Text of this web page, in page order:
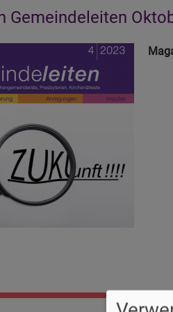
Gemeindeleiten